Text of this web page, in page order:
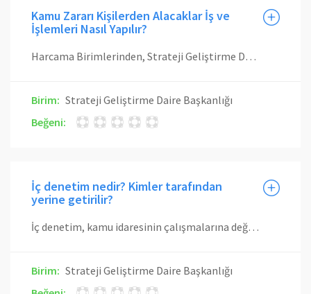
Kamu Zararı Kişilerden Alacaklar İş ve
İşlemleri Nasıl Yapılır?
Harcama Birimlerinden, Strateji Geliştirme Daire Başkanlığına gönderilen, ilgili yetkili tarafından havale edilen istifa, izin onayı gibi istirdat onayı (borç evrağı) kontrol edilip, belge ekleri incelenir ve alacağa ilişkin fazla ödemenin mahiyeti tespit edilir. Borç hesaplaması cetveli kontrol edilir. Tespit edilen borcun, Muhasebe İşlem Fişi kesilir. Kişi borcu dosyası açılır. Ayrıca ilgili personel tarafından numarasına göre dosyalama işlemi yapılarak takibe alınır. İlgiliye borcun ödenmesi için tebligat gerçekleştirilerek, kişinin borcunun anaparası ve faizi belirtilerek son ödeme günü verilir. İlgili tahsilât işlemi gerçekleşirse dosya kapatılır. Ödeme gerçekleşmez ise dosya Hukuk Müşavirliğine aktarılır ve icra takibine alınır.
Birim: Strateji Geliştirme Daire Başkanlığı
Beğeni:
İç denetim nedir? Kimler tarafından
yerine getirilir?
İç denetim, kamu idaresinin çalışmalarına değer katmak ve geliştirmek için kaynakların ekonomiklik, etkililik ve verimlilik esaslarına göre yönetilip yönetilmediğini değerlendirmek ve rehberlik yapmak amacıyla yapılan bağımsız, nesnel güvence sağlama ve danışmanlık faaliyetidir. Bu faaliyetler, idarelerin yönetim ve kontrol yapıları ile malî işlemlerinin risk yönetimi, yönetim ve kontrol süreçlerinin etkinliğini değerlendirmek ve geliştirmek yönünde sistematik, sürekli ve disiplinli bir yaklaşımla ve genel kabul görmüş standartlara uygun olarak gerçekleştirilir. İç denetim, iç denetçiler tarafından yapılır. Kamu idarelerinin yapısı ve personel sayısı dikkate alınmak suretiyle, İç Denetim Koordinasyon Kurulunun uygun görüşü üzerine, doğrudan üst yöneticiye bağlı iç denetim birimi başkanlıkları kurulabilir.
Birim: Strateji Geliştirme Daire Başkanlığı